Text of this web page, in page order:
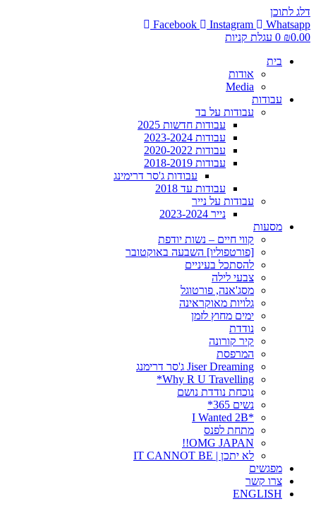
דלג לתוכן
Facebook
Instagram
Whatsapp
₪0.00
0 עגלת קניות
בית
אודות
Media
עבודות
עבודות על בד
עבודות חדשות 2025
עבודות 2023-2024
עבודות 2020-2022
עבודות 2018-2019
עבודות ג'סר דרימינג
עבודות עד 2018
עבודות על נייר
נייר 2023-2024
מסעות
קווי חיים – נשות יודפת
[פורטפוליו] השבעה באוקטובר
להסתכל בעיניים
צבעי לילה
מסג'אנה, פורטוגל
גלויות מאוקראינה
ימים מחוץ לזמן
נודדת
קיר קורונה
המרפסת
Jiser Dreaming ג'סר דרימנג
Why R U Travelling*
נוכחת נודדת נושם
נשים 365*
*I Wanted 2B
מתחת לפנס
OMG JAPAN!!
לא יתכן | IT CANNOT BE
מפגשים
צרו קשר
ENGLISH